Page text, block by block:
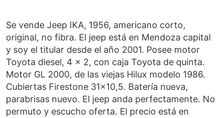
Se vende Jeep IKA, 1956, americano corto,
original, no fibra. El jeep está en Mendoza capital
y soy el titular desde el año 2001. Posee motor
Toyota diesel, 4 x 2, con caja Toyota de quinta.
Motor GL 2000, de las viejas Hilux modelo 1986.
Cubiertas Firestone 31x10,5. Batería nueva,
parabrisas nuevo. El jeep anda perfectamente. No
permuto y escucho oferta. El precio está en